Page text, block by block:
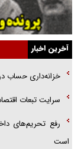
جزئیات شکنجه‌هایم
پلیس
آخرین اخبار
خزانه‌داری حساب
سرایت تبعات
رفع تحریم‌های
است